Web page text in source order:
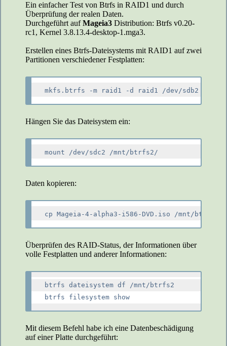
Ein einfacher Test von Btrfs in RAID1 und durch
Überprüfung der realen Daten.
Durchgeführt aufMageia3 Distribution: Btrfs v0.20-
rc1, Kernel 3.8.13.4-desktop-1.mga3.
Erstellen eines Btrfs-Dateisystems mit RAID1 auf zwei
Partitionen verschiedener Festplatten:
Hängen Sie das Dateisystem ein:
Daten kopieren:
Überprüfen des RAID-Status, der Informationen über
volle Festplatten und anderer Informationen:
btrfs dateisystem df /mnt/btrfs2
Mit diesem Befehl habe ich eine Datenbeschädigung
auf einer Platte durchgeführt: